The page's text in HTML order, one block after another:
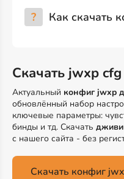
? Как скачать
Скачать jwxp
Актуальный конфиг jwxp
обновлённый набор
ключевые параметры:
бинды и тд. Скачать
с нашего сайта - без
Скачать конфиг